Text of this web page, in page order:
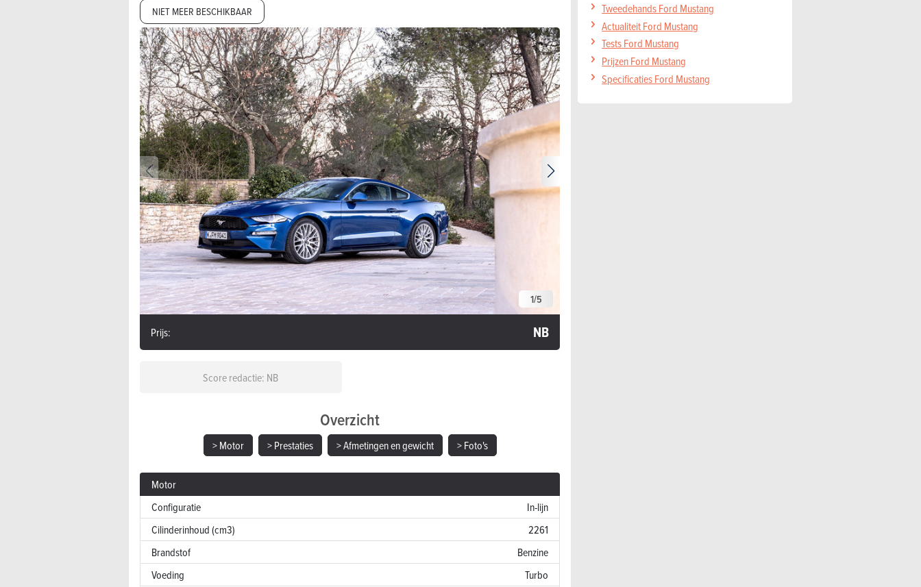
NIET MEER BESCHIKBAAR
1/5
Prijs: NB
Score redactie: NB
Overzicht
> Motor > Prestaties > Afmetingen en gewicht > Foto's
Motor
Configuratie
In-lijn
Cilinderinhoud (cm3)
2261
Brandstof
Benzine
Voeding
Turbo
Tweedehands Ford Mustang
Actualiteit Ford Mustang
Tests Ford Mustang
Prijzen Ford Mustang
Specificaties Ford Mustang